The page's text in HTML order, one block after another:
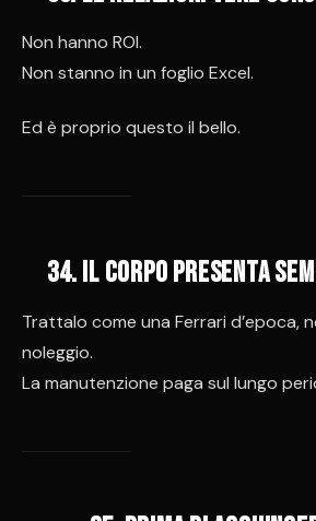
Non hanno ROI.
Non stanno in un foglio Excel.
Ed è proprio questo il bello.
34. Il corpo presenta
Trattalo come una Ferrari d’epoca,
noleggio.
La manutenzione paga sul lungo